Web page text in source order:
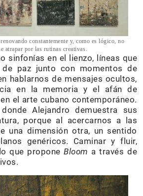
renovando constantemente y, como es lógico, no
atrapar por las rutinas creativas.
sinfonías en el lienzo, líneas que
de paz junto con momentos de
hablarnos de mensajes ocultos,
en la memoria y el afán de
el arte cubano contemporáneo.
Alejandro demuestra sus
porque al acercarnos a las
una dimensión otra, un sentido
genéricos. Caminar y fluir,
que proponeBloom a través de